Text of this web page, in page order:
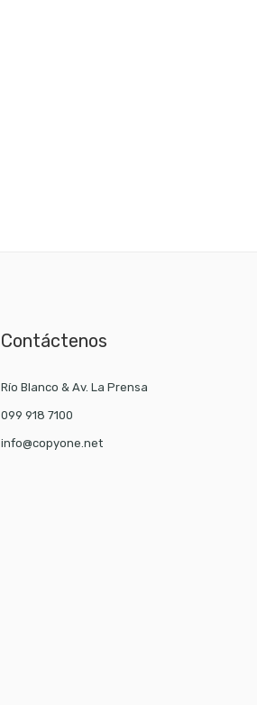
Contáctenos
Río Blanco & Av. La Prensa
099 918 7100
info@copyone.net